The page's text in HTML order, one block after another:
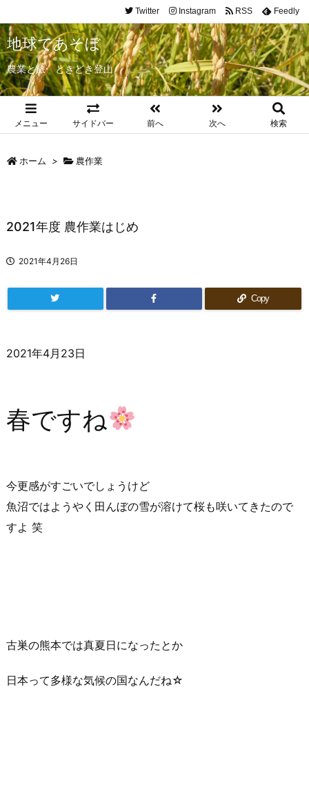
地球であそぼ
農業と旅 ときどき登山
メニュー サイドバー 前へ 次へ 検索
Twitter Instagram RSS Feedly
ホーム > 農作業
2021年度 農作業はじめ
2021年4月26日
Copy
2021年4月23日
春ですね
今更感がすごいでしょうけど
魚沼ではようやく田んぼの雪が溶けて桜も咲いてきたので
すよ 笑
古巣の熊本では真夏日になったとか
日本って多様な気候の国なんだね☆